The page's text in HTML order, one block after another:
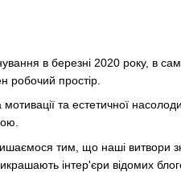
в березні 2020 року, в
робочий простір.
та естетичної
тим, що наші витвори
інтер'єри відомих